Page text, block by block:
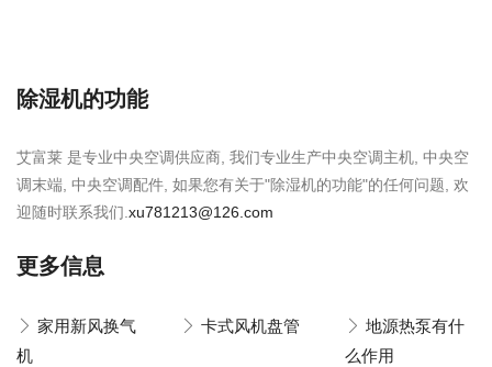
除湿机的功能
艾富莱 是专业中央空调供应商, 我们专业生产中央空调主机, 中央空
调末端, 中央空调配件, 如果您有关于"除湿机的功能"的任何问题, 欢
迎随时联系我们. xu781213@126.com
更多信息
家用新风换气
机
卡式风机盘管
地源热泵有什
么作用